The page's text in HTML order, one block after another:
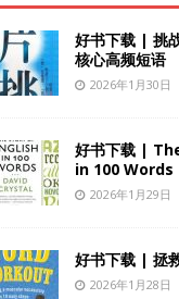
好书下载 | 挑
核心高频短语
2026年1月30日
好书下载 |
in 100 Words
2026年1月29日
好书下载 | 拯
2026年1月28日